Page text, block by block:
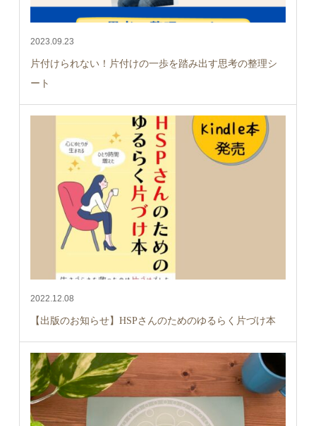
2023.09.23
片付けられない！片付けの一歩を踏み出す思考の整理シ
ート
2022.12.08
【出版のお知らせ】HSPさんのためのゆるらく片づけ本